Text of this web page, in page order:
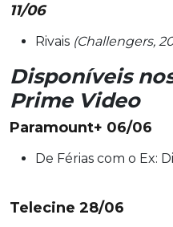
11/06
Rivais (Challengers,
Disponíveis
Prime Video
Paramount+ 06/06
De Férias com o Ex:
Telecine 28/06